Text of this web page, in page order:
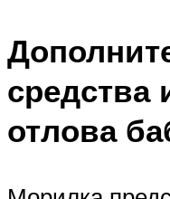
средства
отлова